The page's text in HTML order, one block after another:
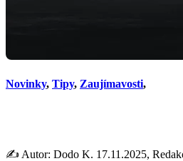
Novinky, Tipy, Zaujímavosti,
✍️ Autor: Dodo K. 17.11.2025,